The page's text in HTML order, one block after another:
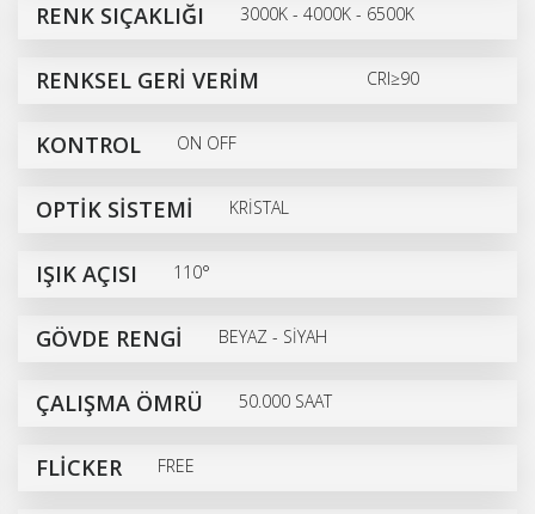
RENK SIÇAKLIĞI 3000K - 4000K - 6500K
RENKSEL GERİ VERİM CRI≥90
KONTROL ON OFF
OPTİK SİSTEMİ KRİSTAL
IŞIK AÇISI 110°
GÖVDE RENGİ BEYAZ - SİYAH
ÇALIŞMA ÖMRÜ 50.000 SAAT
FLİCKER FREE